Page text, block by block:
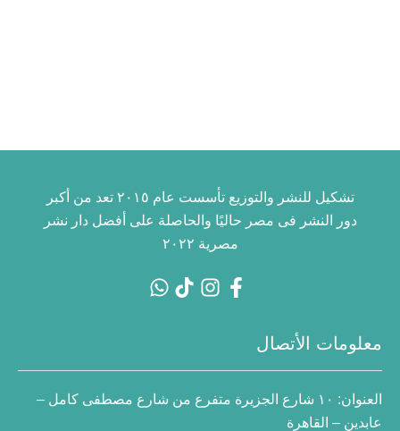
تشكيل للنشر والتوزيع تأسست عام ٢٠١٥ تعد من أكبر
دور النشر فى مصر حاليًا والحاصلة على أفضل دار نشر
مصرية ٢٠٢٢
معلومات الأتصال
العنوان:
١٠ شارع الجزيرة متفرع من شارع مصطفى كامل –
عابدين – القاهرة